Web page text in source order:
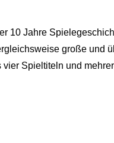
10 Jahre
große und
Spieltiteln und